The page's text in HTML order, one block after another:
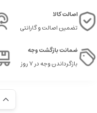
اصالت کالا
تضمین اصالت و گارانتی
ضمانت بازگشت وجه
بازگرداندن وجه در ۷ روز